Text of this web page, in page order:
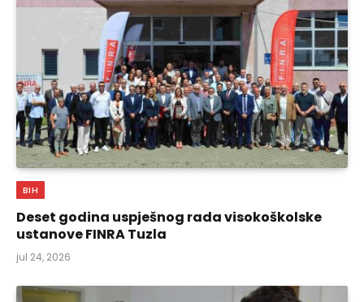
BIH
Deset godina uspješnog rada visokoškolske
ustanove FINRA Tuzla
jul 24, 2026